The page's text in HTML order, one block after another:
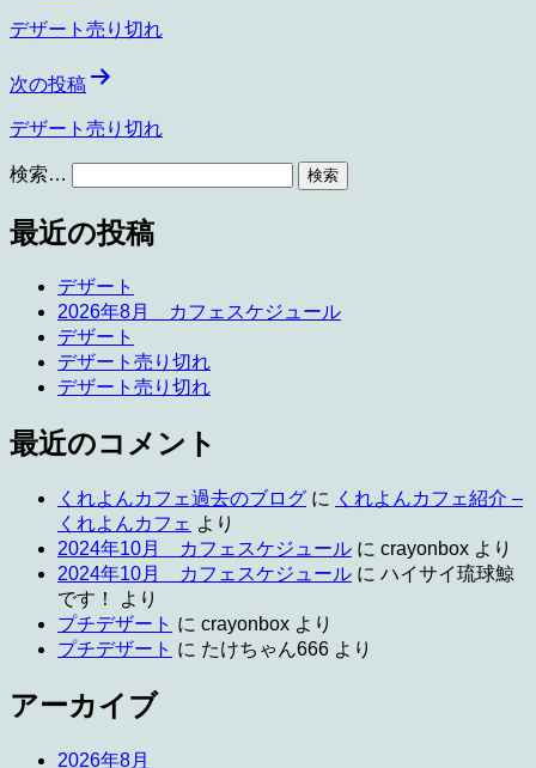
稿
ビ
ゲ
ー
ョ
デザート売り切れ
次の投稿
デザート売り切れ
検索…
最近の投稿
デザート
2026年8月 カフェスケジュール
デザート
デザート売り切れ
デザート売り切れ
最近のコメント
くれよんカフェ過去のブログ に くれよんカフェ紹介 –
くれよんカフェ より
2024年10月 カフェスケジュール に crayonbox より
2024年10月 カフェスケジュール に ハイサイ琉球鯨
です！
より
プチデザート に crayonbox より
プチデザート に たけちゃん666 より
アーカイブ
2026年8月